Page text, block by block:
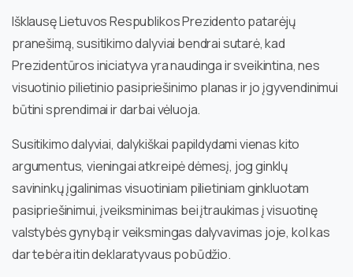
Išklausę Lietuvos Respublikos Prezidento patarėjų
pranešimą, susitikimo dalyviai bendrai sutarė, kad
Prezidentūros iniciatyva yra naudinga ir sveikintina, nes
visuotinio pilietinio pasipriešinimo planas ir jo įgyvendinimui
būtini sprendimai ir darbai vėluoja.
Susitikimo dalyviai, dalykiškai papildydami vienas kito
argumentus, vieningai atkreipė dėmesį, jog ginklų
savininkų įgalinimas visuotiniam pilietiniam ginkluotam
pasipriešinimui, įveiksminimas bei įtraukimas į visuotinę
valstybės gynybą ir veiksmingas dalyvavimas joje, kol kas
dar tebėra itin deklaratyvaus pobūdžio.